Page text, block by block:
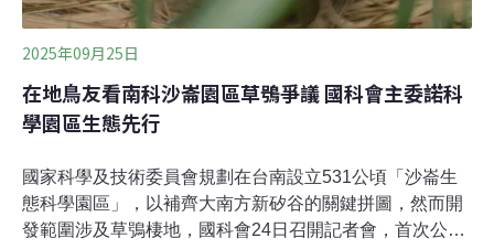
疊
2025年09月25日
在地鳥友看南科沙崙園區草鴞爭議 國科會主委諾科
學園區生態先行
國家科學及技術委員會規劃在台南設立531公頃「沙崙生
態科學園區」，以補齊大南方新矽谷的關鍵拼圖，然而開
發範圍涉及草鴞棲地，國科會24日召開記者會，首次公布